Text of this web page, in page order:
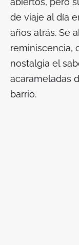
de viaje al día
años atrás. Se
reminiscencia,
nostalgia el
acarameladas
barrio.